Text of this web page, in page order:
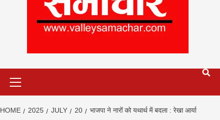
HOME 2025 JULY 20 भाजपा ने नारों को यथार्थ में बदला : रेखा आर्या